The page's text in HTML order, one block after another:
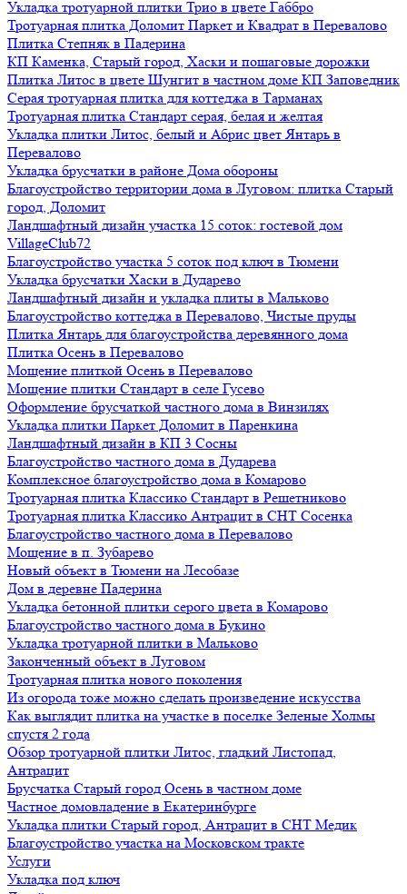
Укладка тротуарной плитки Трио в цвете Габбро
Тротуарная плитка Доломит Паркет и Квадрат в Перевалово
Плитка Степняк в Падерина
КП Каменка, Старый город, Хаски и пошаговые дорожки
Плитка Литос в цвете Шунгит в частном доме КП Заповедник
Серая тротуарная плитка для коттеджа в Тарманах
Тротуарная плитка Стандарт серая, белая и желтая
Укладка плитки Литос, белый и Абрис цвет Янтарь в
Перевалово
Укладка брусчатки в районе Дома обороны
Благоустройство территории дома в Луговом: плитка Старый
город, Доломит
Ландшафтный дизайн участка 15 соток: гостевой дом
VillageClub72
Благоустройство участка 5 соток под ключ в Тюмени
Укладка брусчатки Хаски в Дударево
Ландшафтный дизайн и укладка плиты в Мальково
Благоустройство коттеджа в Перевалово, Чистые пруды
Плитка Янтарь для благоустройства деревянного дома
Плитка Осень в Перевалово
Мощение плиткой Осень в Перевалово
Мощение плитки Стандарт в селе Гусево
Оформление брусчаткой частного дома в Винзилях
Укладка плитки Паркет Доломит в Паренкина
Ландшафтный дизайн в КП 3 Сосны
Благоустройство частного дома в Дударева
Комплексное благоустройство дома в Комарово
Тротуарная плитка Классико Стандарт в Решетниково
Тротуарная плитка Классико Антрацит в СНТ Сосенка
Благоустройство частного дома в Перевалово
Мощение в п. Зубарево
Новый объект в Тюмени на Лесобазе
Дом в деревне Падерина
Укладка бетонной плитки серого цвета в Комарово
Благоустройство частного дома в Букино
Укладка тротуарной плитки в Мальково
Законченный объект в Луговом
Тротуарная плитка нового поколения
Из огорода тоже можно сделать произведение искусства
Как выглядит плитка на участке в поселке Зеленые Холмы
спустя 2 года
Обзор тротуарной плитки Литос, гладкий Листопад,
Антрацит
Брусчатка Старый город Осень в частном доме
Частное домовладение в Екатеринбурге
Укладка плитки Старый город, Антрацит в СНТ Медик
Благоустройство участка на Московском тракте
Услуги
Укладка под ключ